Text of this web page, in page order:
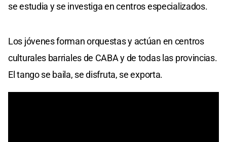
se estudia y se investiga en centros especializados.
Los jóvenes forman orquestas y actúan en centros
culturales barriales de CABA y de todas las provincias.
El tango se baila, se disfruta, se exporta.